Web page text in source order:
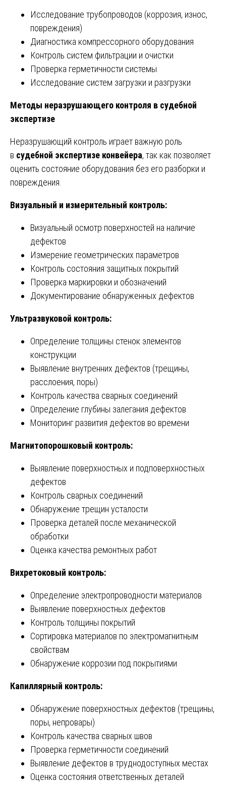
Исследование трубопроводов (коррозия, износ,
повреждения)
Диагностика компрессорного оборудования
Контроль систем фильтрации и очистки
Проверка герметичности системы
Исследование систем загрузки и разгрузки
Методы неразрушающего контроля в судебной
экспертизе
Неразрушающий контроль играет важную роль
в судебной экспертизе конвейера, так как позволяет
оценить состояние оборудования без его разборки и
повреждения.
Визуальный и измерительный контроль:
Визуальный осмотр поверхностей на наличие
дефектов
Измерение геометрических параметров
Контроль состояния защитных покрытий
Проверка маркировки и обозначений
Документирование обнаруженных дефектов
Ультразвуковой контроль:
Определение толщины стенок элементов
конструкции
Выявление внутренних дефектов (трещины,
расслоения, поры)
Контроль качества сварных соединений
Определение глубины залегания дефектов
Мониторинг развития дефектов во времени
Магнитопорошковый контроль:
Выявление поверхностных и подповерхностных
дефектов
Контроль сварных соединений
Обнаружение трещин усталости
Проверка деталей после механической
обработки
Оценка качества ремонтных работ
Вихретоковый контроль:
Определение электропроводности материалов
Выявление поверхностных дефектов
Контроль толщины покрытий
Сортировка материалов по электромагнитным
свойствам
Обнаружение коррозии под покрытиями
Капиллярный контроль:
Обнаружение поверхностных дефектов (трещины,
поры, непровары)
Контроль качества сварных швов
Проверка герметичности соединений
Выявление дефектов в труднодоступных местах
Оценка состояния ответственных деталей